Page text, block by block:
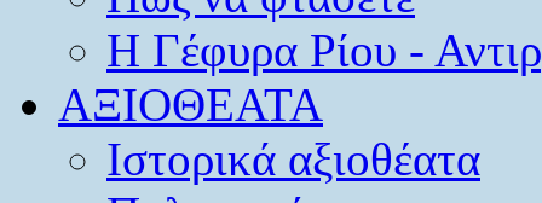
Η Γέφυρα Ρίου -
ΑΞΙΟΘΕΑΤΑ
Ιστορικά αξιοθέατα